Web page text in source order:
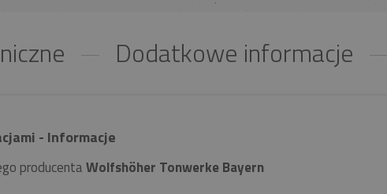
Dodatkowe informacje
- Informacje
producentaWolfshöher Tonwerke Bayern